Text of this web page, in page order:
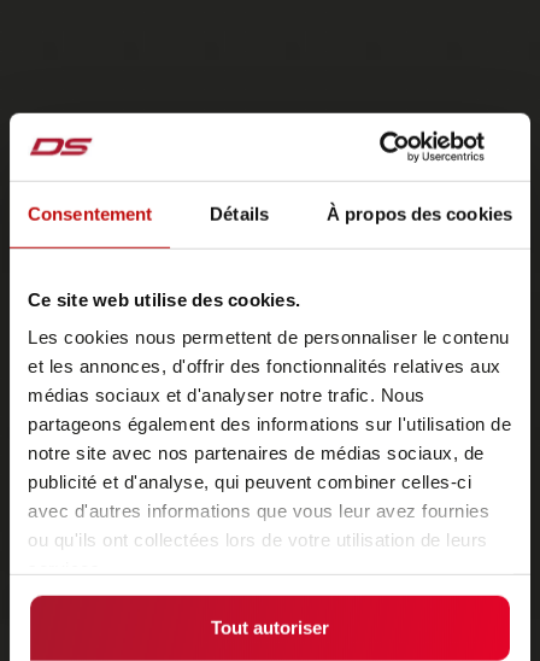
Consentement Détails À propos des cookies
Ce site web utilise des cookies.
Les cookies nous permettent de personnaliser le contenu
et les annonces, d'offrir des fonctionnalités relatives aux
médias sociaux et d'analyser notre trafic. Nous
partageons également des informations sur l'utilisation de
notre site avec nos partenaires de médias sociaux, de
publicité et d'analyse, qui peuvent combiner celles-ci
avec d'autres informations que vous leur avez fournies
ou qu'ils ont collectées lors de votre utilisation de leurs
Tout autoriser